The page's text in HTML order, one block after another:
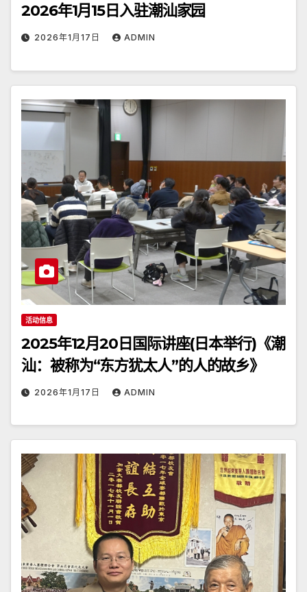
2026年1月15日入驻潮汕家园
2026年1月17日 ADMIN
活动信息
2025年12月20日国际讲座(日本举行)《潮
汕：被称为“东方犹太人”的人的故乡》
2026年1月17日 ADMIN